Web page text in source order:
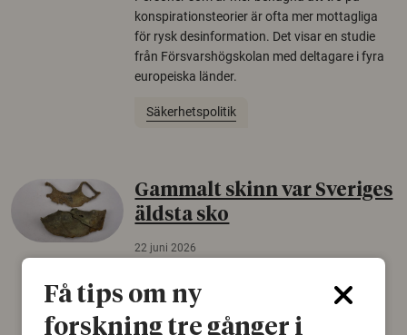
konspirationsteorier är ofta mer mottagliga
för rysk desinformation. Det visar en studie
från Försvarshögskolan med deltagare i fyra
europeiska länder.
Säkerhetspolitik
Gammalt skinn var Sveriges
äldsta sko
22 juni 2026
björnfäll visar sig vara delar av en 2000 år
gammal sko. Fyndet bär spår av romerskt
Få tips om ny
forskning tre gånger i